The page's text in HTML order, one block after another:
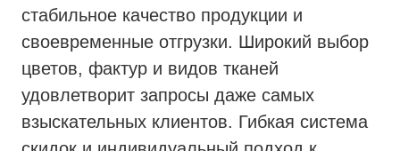
стабильное качество продукции и
своевременные отгрузки. Широкий выбор
цветов, фактур и видов тканей
удовлетворит запросы даже самых
взыскательных клиентов. Гибкая система